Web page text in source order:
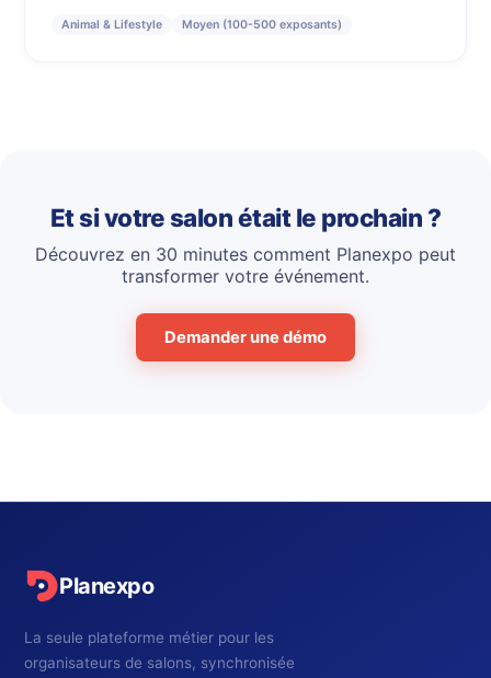
Animal & Lifestyle Moyen (100-500 exposants)
Et si votre salon était le prochain ?
Découvrez en 30 minutes comment Planexpo peut
transformer votre événement.
Demander une démo
Planexpo
La seule plateforme métier pour les
organisateurs de salons, synchronisée